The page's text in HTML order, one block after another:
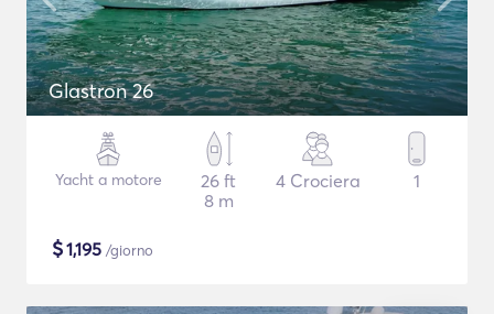
Glastron 26
Yacht a motore
26 ft
8 m
4 Crociera 1
$1,195 /giorno